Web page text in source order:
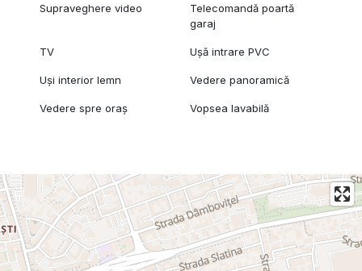
Supraveghere video
Telecomandă poartă
garaj
TV Ușă intrare PVC
Uși interior lemn Vedere panoramică
Vedere spre oraș Vopsea lavabilă